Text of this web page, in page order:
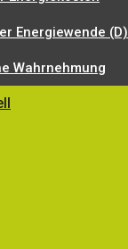
Energiewende (D)
Wahrnehmung